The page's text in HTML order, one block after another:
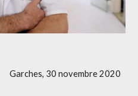
Garches, 30 novembre 2020